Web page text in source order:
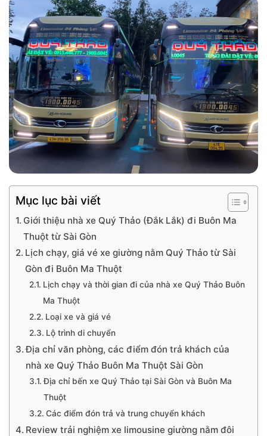
Mục lục bài viết
Giới thiệu nhà xe Quý Thảo (Đắk Lắk) đi Buôn Ma
Thuột từ Sài Gòn
Lịch chạy, giá vé xe giường nằm Quý Thảo từ Sài
Gòn đi Buôn Ma Thuột
Lịch chạy và thời gian đi của nhà xe Quý Thảo Buôn
Ma Thuột
Loại xe và giá vé
Lộ trình di chuyển
Địa chỉ văn phòng, các điểm đón trả khách của
nhà xe Quý Thảo Buôn Ma Thuột Sài Gòn
Địa chỉ bến xe Quý Thảo tại Sài Gòn và Buôn Ma
Thuột
Các điểm đón trả và trung chuyển khách
Review trải nghiệm xe limousine giường nằm đôi